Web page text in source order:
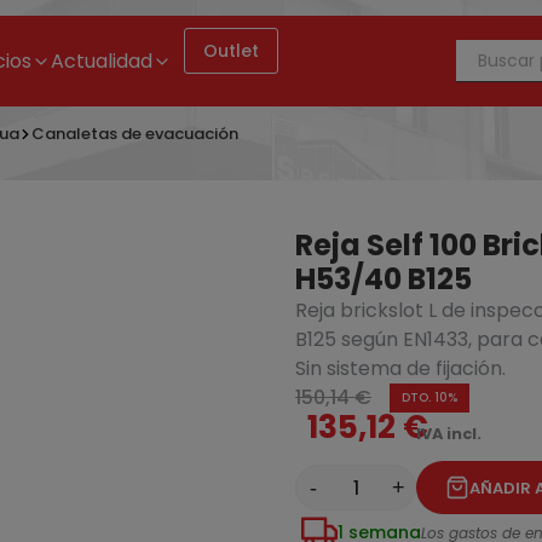
Actualidad Outlet
Canaletas de evacuación
Reja Self 100
H53/40 B125
Reja brickslot L de
B125 según EN1433, para
Sin sistema de fijación.
150,14 €
DTO. 10%
135,12 €IVA incl.
- + AÑADIR
1 semanaLos gastos de
de drenaje ACO DRAIN SELF 100 1000MM H95 DN/OD 110